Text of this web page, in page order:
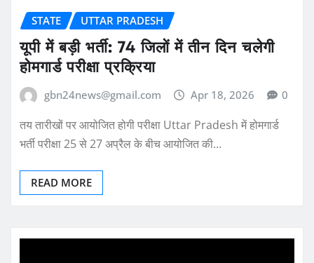
STATE UTTAR PRADESH
यूपी में बड़ी भर्ती: 74 जिलों में तीन दिन चलेगी
होमगार्ड परीक्षा प्रक्रिया
gbn24news@gmail.com Apr 18, 2026 0
तय तारीखों पर आयोजित होगी परीक्षा Uttar Pradesh में होमगार्ड
भर्ती परीक्षा 25 से 27 अप्रैल के बीच आयोजित की…
READ MORE